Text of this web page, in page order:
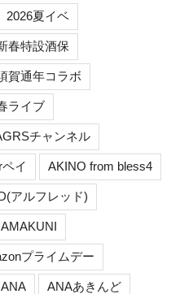
2026夏イベ
春特設酒保
賀通年コラボ
ライブ
チャンネル
イ AKINO from bless4
アルフレッド)
AMAKUNI
プライムデー
ANA ANAあきんど